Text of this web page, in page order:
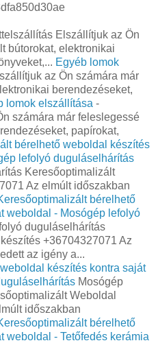
Elszállítjuk az Ön
bútorokat, elektronikai
Egyéb lomok
az Ön számára már
berendezéseket,
lomok elszállítása -
számára már feleslegessé
papírokat,
bérelhető weboldal készítés
lefolyó duguláselhárítás
Keresőoptimalizált
Az elmúlt időszakban
bérelhető
weboldal - Mosógép lefolyó
duguláselhárítás
+36704327071 Az
az igény a...
készítés kontra saját
Mosógép
Weboldal
időszakban
bérelhető
weboldal - Tetőfedés kerámia